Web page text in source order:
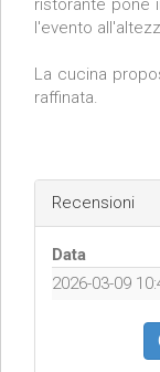
ristorante pone
l'evento
La cucina
raffinata.
Recensioni
Data
2026-03-09